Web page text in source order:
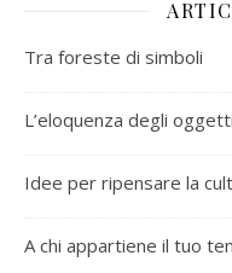
Tra foreste di simboli
L’eloquenza degli
Idee per ripensare la
A chi appartiene il tuo